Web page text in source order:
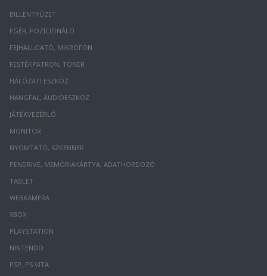
BILLENTYŰZET
EGÉR, POZÍCIONÁLÓ
FEJHALLGATÓ, MIKROFON
FESTÉKPATRON, TONER
HÁLÓZATI ESZKÖZ
HANGFAL, AUDIOESZKÖZ
JÁTÉKVEZÉRLŐ
MONITOR
NYOMTATÓ, SZKENNER
PENDRIVE, MEMÓRIAKÁRTYA, ADATHORDOZÓ
TABLET
WEBKAMERA
XBOX
PLAYSTATION
NINTENDO
PSP, PS VITA